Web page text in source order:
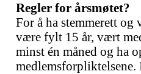
Regler for årsmøtet?
For å ha stemmerett og
være fylt 15 år, vært
minst én måned og ha
medlemsforpliktelsene.